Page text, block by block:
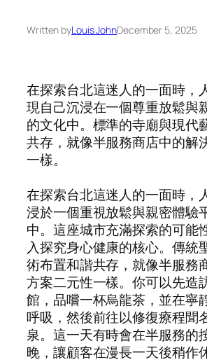
Written byLouis JohnDecember 5, 2025
在探索台北這迷人的一面時，
現自己沉浸在一個尊重放鬆與
的文化中。標準的寺廟與現代
共存，就像半服務商店中的解
一樣。
在探索台北這迷人的一面時，
浸於一個重視放鬆與親密體驗
中。這座城市充滿探索的可能
入探究身心健康的核心。傳統
術布置和諧共存，就像半服務
方案二元性一樣。你可以先造
館，品嚐一杯烏龍茶，並在寧
呼吸，然後前往以修復療程聞
泉。這一天有時會在半服務的
晚，讓顧客在漫長一天後稍作